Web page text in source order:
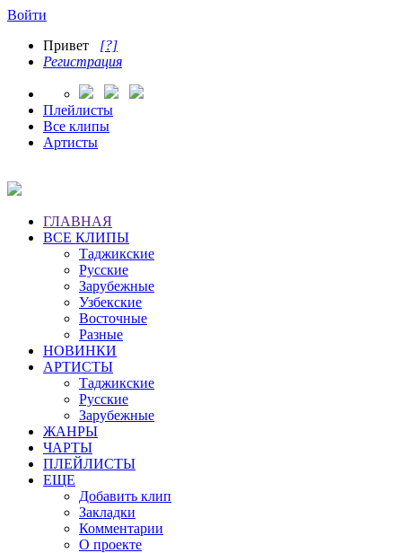
Войти
Привет [?]
Регистрация
Плейлисты
Все клипы
Артисты
ГЛАВНАЯ
ВСЕ КЛИПЫ
Таджикские
Русские
Зарубежные
Узбекские
Восточные
Разные
НОВИНКИ
АРТИСТЫ
Таджикские
Русские
Зарубежные
ЖАНРЫ
ЧАРТЫ
ПЛЕЙЛИСТЫ
ЕЩЕ
Добавить клип
Закладки
Комментарии
О проекте